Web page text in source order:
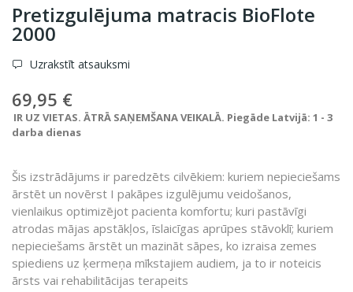
Pretizgulējuma matracis BioFlote
2000
Uzrakstīt atsauksmi
69,95 €
IR UZ VIETAS. ĀTRĀ SAŅEMŠANA VEIKALĀ. Piegāde Latvijā: 1 - 3
darba dienas
Šis izstrādājums ir paredzēts cilvēkiem: kuriem nepieciešams
ārstēt un novērst I pakāpes izgulējumu veidošanos,
vienlaikus optimizējot pacienta komfortu; kuri pastāvīgi
atrodas mājas apstākļos, īslaicīgas aprūpes stāvoklī; kuriem
nepieciešams ārstēt un mazināt sāpes, ko izraisa zemes
spiediens uz ķermeņa mīkstajiem audiem, ja to ir noteicis
ārsts vai rehabilitācijas terapeits